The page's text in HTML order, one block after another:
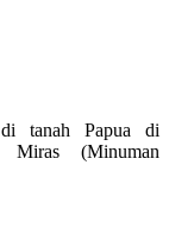
tanah Papua di
Miras (Minuman